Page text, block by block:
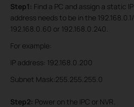
Step1: Find a PC and assign a static
address needs to be in the
192.168.0.60 or 192.168.0.240.
For example:
IP address: 192.168.0.200
Subnet Mask:255.255.255.0
Step2: Power on the IPC or NVR.